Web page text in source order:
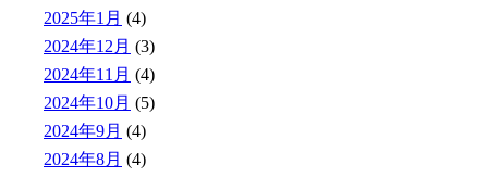
2025年1月 (4)
2024年12月 (3)
2024年11月 (4)
2024年10月 (5)
2024年9月 (4)
2024年8月 (4)